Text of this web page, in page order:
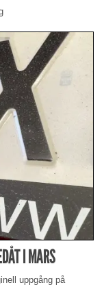
I MARS
uppgång på